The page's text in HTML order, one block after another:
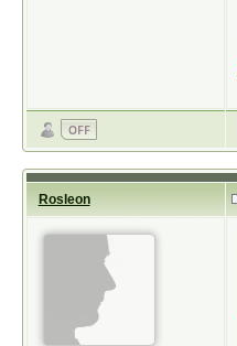
Rosleon